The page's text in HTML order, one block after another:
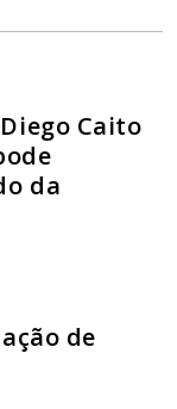
Caito
da
de